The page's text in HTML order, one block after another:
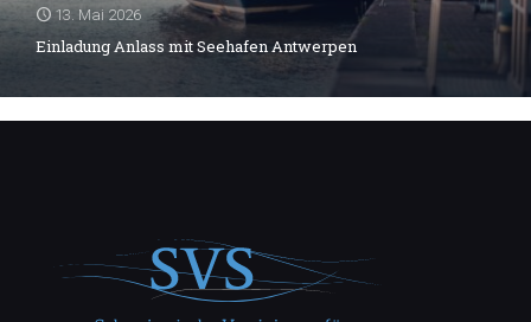
13. Mai 2026
Einladung Anlass mit Seehafen Antwerpen